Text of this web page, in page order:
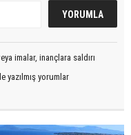
imalar, inançlara saldırı
yazılmış yorumlar